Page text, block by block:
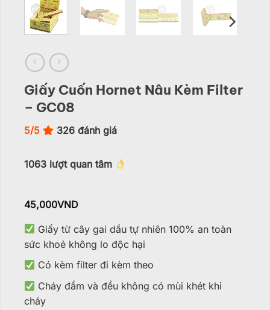
Giấy Cuốn Hornet Nâu Kèm Filter
– GC08
5/5 326 đánh giá
1063 lượt quan tâm
45,000VND
Giấy từ cây gai dầu tự nhiên 100% an toàn
sức khoẻ không lo độc hại
Có kèm filter đi kèm theo
Cháy đầm và đều không có mùi khét khi
cháy